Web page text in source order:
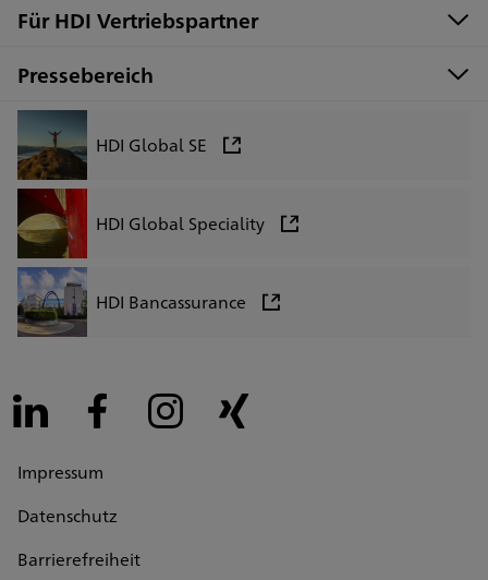
Für HDI Vertriebspartner
Pressebereich
HDI Global SE
HDI Global Speciality
HDI Bancassurance
LinkedIn Facebook Instagram
Impressum
Datenschutz
Barrierefreiheit